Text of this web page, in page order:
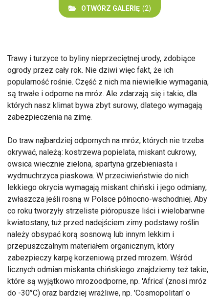
OTWÓRZ GALERIĘ (2)
Trawy i turzyce to byliny nieprzeciętnej urody, zdobiące
ogrody przez cały rok. Nie dziwi więc fakt, że ich
popularność rośnie. Część z nich ma niewielkie wymagania,
są trwałe i odporne na mróz. Ale zdarzają się i takie, dla
których nasz klimat bywa zbyt surowy, dlatego wymagają
zabezpieczenia na zimę.
Do traw najbardziej odpornych na mróz, których nie trzeba
okrywać, należą: kostrzewa popielata, miskant cukrowy,
owsica wiecznie zielona, spartyna grzebieniasta i
wydmuchrzyca piaskowa. W przeciwieństwie do nich
lekkiego okrycia wymagają miskant chiński i jego odmiany,
zwłaszcza jeśli rosną w Polsce północno-wschodniej. Aby
co roku tworzyły strzeliste pióropusze liści i wielobarwne
kwiatostany, tuż przed nadejściem zimy podstawy roślin
należy obsypać korą sosnową lub innym lekkim i
przepuszczalnym materiałem organicznym, który
zabezpieczy karpę korzeniową przed mrozem. Wśród
licznych odmian miskanta chińskiego znajdziemy też takie,
które są wyjątkowo mrozoodporne, np. 'Africa' (znosi mróz
do -30°C) oraz bardziej wrażliwe, np. 'Cosmopolitan' o